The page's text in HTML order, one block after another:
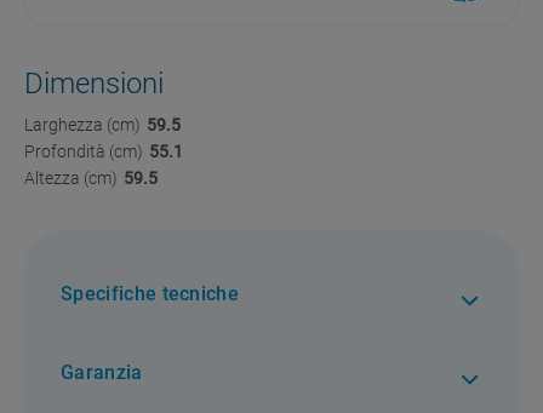
Dimensioni
Larghezza (cm) 59.5
Profondità (cm) 55.1
Altezza (cm) 59.5
Specifiche tecniche
Garanzia